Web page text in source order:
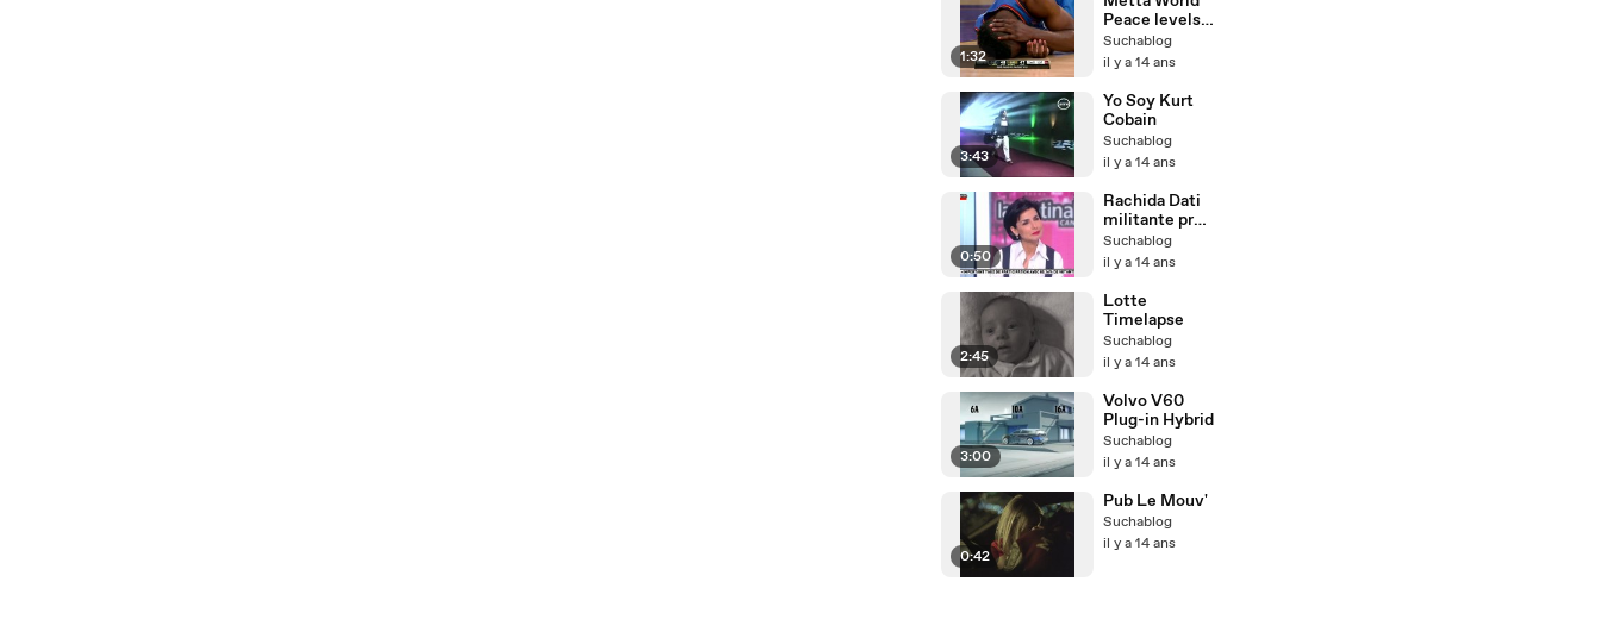
1:32
Peace levels
James Harden
with elbow
Suchablog
il y a 14 ans
3:43
Yo Soy Kurt
Cobain
Suchablog
il y a 14 ans
0:50
Rachida Dati
militante pro
cannabis pour
l'UMP
Suchablog
il y a 14 ans
2:45
Lotte
Timelapse
Suchablog
il y a 14 ans
3:00
Volvo V60
Plug-in Hybrid
Suchablog
il y a 14 ans
0:42
Pub Le Mouv'
Suchablog
il y a 14 ans